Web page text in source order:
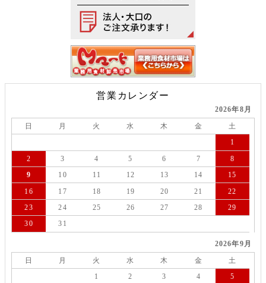
営業カレンダー
2026年8月
日 月 火 水 木 金
土
1
2
3 4 5 6 7
8
9
10 11 12 13 14
15
16
17 18 19 20 21
22
23
24 25 26 27 28
29
30
31
2026年9月
日 月 火 水 木 金
土
1
2 3 4
5